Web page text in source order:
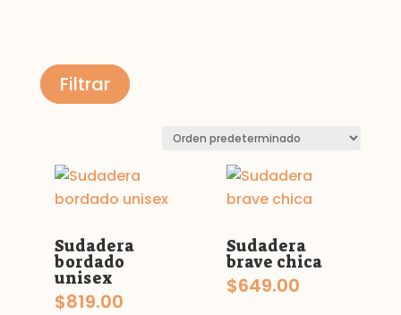
Filtrar
Sudadera
bordado
unisex
$819.00
Sudadera
brave chica
$649.00